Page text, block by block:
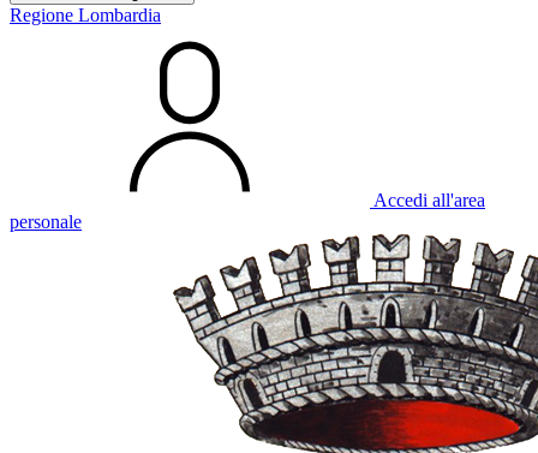
Regione Lombardia
Accedi all'area
personale